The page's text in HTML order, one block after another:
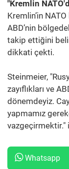
"Kremlin
Kremlin’in
ABD’nin
takip ettiğini
dikkati çekti.
Steinmeier,
zayıflıkları ve
dönemdeyiz.
yapmamız
vazgeçirmektir."
Whatsapp